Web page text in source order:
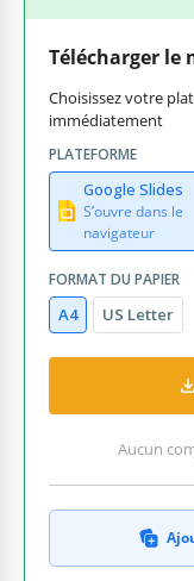
Télécharger le
Choisissez votre
immédiatement
PLATEFORME
Google Slides
S’ouvre dans le
navigateur
FORMAT DU PAPIER
A4 US Letter
Aucun